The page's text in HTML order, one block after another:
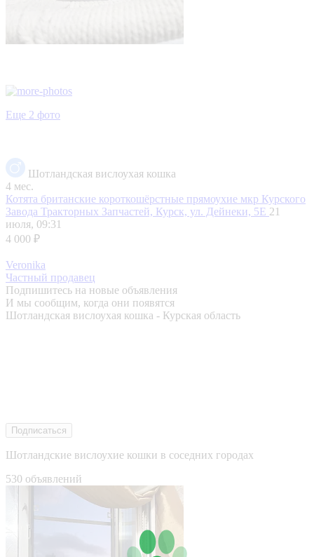
Еще 2 фото
Шотландская вислоухая кошка
4 мес.
Котята британские короткошёрстные прямоухие мкр Курского
Завода Тракторных Запчастей, Курск, ул. Дейнеки, 5Е 21
июля, 09:31
4 000 ₽
Veronika
Частный продавец
Подпишитесь на новые объявления
И мы сообщим, когда они появятся
Шотландская вислоухая кошка - Курская область
Подписаться
Шотландские вислоухие кошки в соседних городах
530 объявлений